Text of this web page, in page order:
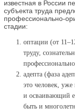
известная в России
субъекта труда
профессионально-
стадии:
оптации (от
труду,
адепта (фаза
это человек,
и осваивающий
быть и